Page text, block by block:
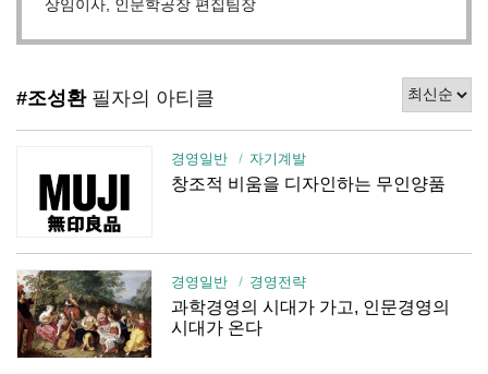
상임이사, 인문학공장 편집팀장
#조성환필자의 아티클
경영일반 자기계발
창조적 비움을 디자인하는 무인양품
경영일반 경영전략
과학경영의 시대가 가고, 인문경영의
시대가 온다